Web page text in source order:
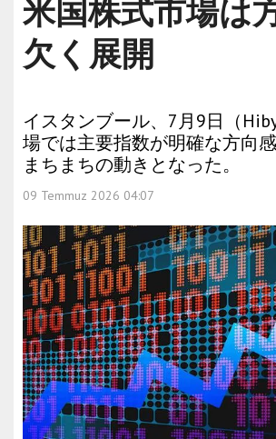
米国株式市場は
欠く展開
イスタンブール、7月9日（
場では主要指数が明確な方向感
まちまちの動きとなった。
09 Temmuz 2026 04:07